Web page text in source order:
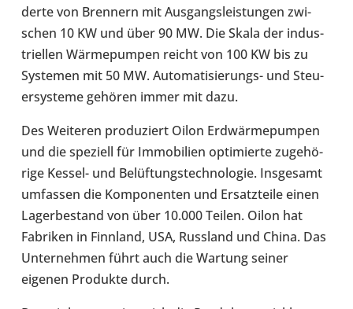
derte von Bren­nern mit Aus­gangs­leis­tun­gen zwi­
schen 10 KW und über 90 MW. Die Skala der indus­
tri­el­len Wär­me­pum­pen reicht von 100 KW bis zu
Sys­te­men mit 50 MW. Automatisierungs-​ und Steu­
er­sys­teme gehören immer mit dazu.
Des Wei­te­ren pro­du­ziert Oilon Erd­wär­me­pum­pen
und die spe­zi­ell für Immo­bi­lien opti­mierte zuge­hö­
rige Kessel- und Belüf­tungs­tech­no­lo­gie. Ins­ge­samt
umfas­sen die Kom­po­nen­ten und Ersatz­teile einen
Lager­be­stand von über 10.000 Teilen. Oilon hat
Fabri­ken in Finn­land, USA, Russ­land und China. Das
Unter­neh­men führt auch die Wartung seiner
eigenen Pro­dukte durch.